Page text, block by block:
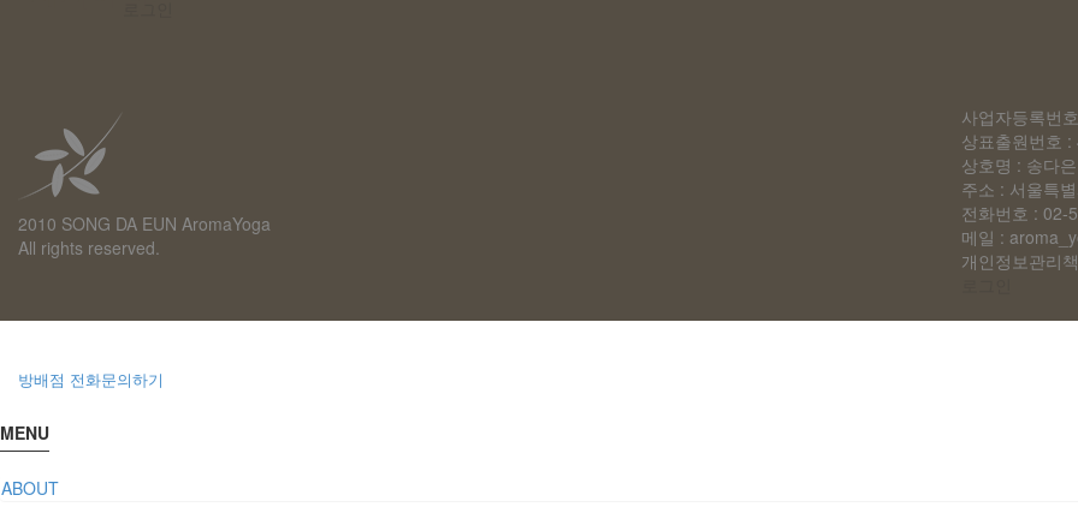
2010 SONG DA EUN AromaYoga
All rights reserved.
사업자등록번
상표출원번호
상호명 : 송다
주소 : 서울특
전화번호 : 02-
메일 :
개인정보관리
방배점 전화문의하기
MENU
ABOUT